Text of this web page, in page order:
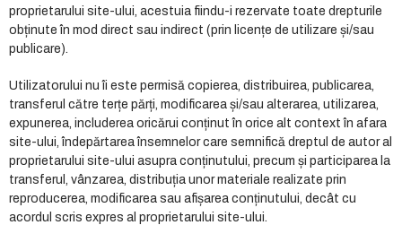
proprietarului site-ului, acestuia fiindu-i rezervate toate drepturile
obținute în mod direct sau indirect (prin licențe de utilizare și/sau
publicare).
Utilizatorului nu îi este permisă copierea, distribuirea, publicarea,
transferul către terțe părți, modificarea și/sau alterarea, utilizarea,
expunerea, includerea oricărui conținut în orice alt context în afara
site-ului, îndepărtarea însemnelor care semnifică dreptul de autor al
proprietarului site-ului asupra conținutului, precum și participarea la
transferul, vânzarea, distribuția unor materiale realizate prin
reproducerea, modificarea sau afișarea conținutului, decât cu
acordul scris expres al proprietarului site-ului.